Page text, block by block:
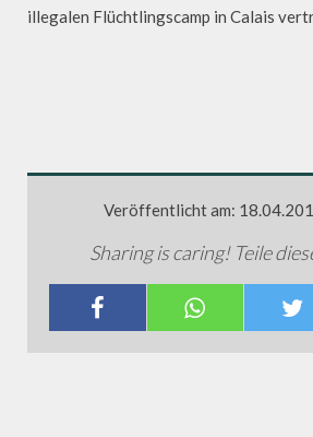
illegalen Flüchtlingscamp in Calais
Veröffentlicht am:
Sharing is caring! Teile